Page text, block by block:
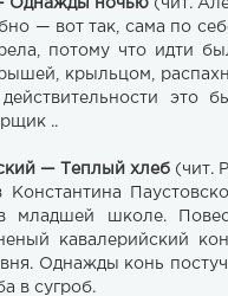
Однажды ночью (чит.
— вот так, сама по
потому что идти
крыльцом,
это
..
— Теплый хлеб (чит.
в младшей школе.
кавалерийский
Однажды конь
в сугроб.